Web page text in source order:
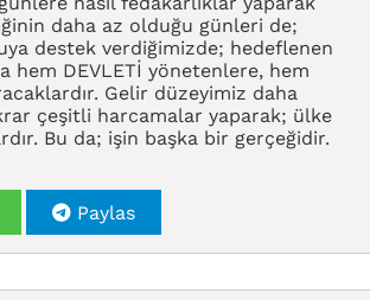
daha az olduğu günleri de;
destek verdiğimizde; hedeflenen
hem DEVLETİ yönetenlere, hem
Gelir düzeyimiz daha
çeşitli harcamalar yaparak; ülke
Bu da; işin başka bir gerçeğidir.
Paylas